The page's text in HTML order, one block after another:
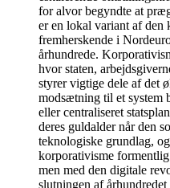
for alvor begyndte at
er en lokal variant af den
fremherskende i
århundrede.
hvor staten,
styrer vigtige dele af det
modsætning til et system
eller centraliseret
deres guldalder når den
teknologiske grundlag,
korporativisme
men med den digitale
slutningen af